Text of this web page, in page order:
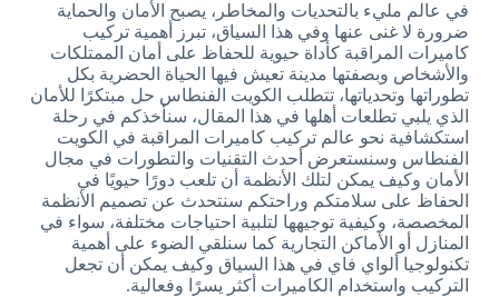
في عالم مليء بالتحديات والمخاطر، يصبح الأمان والحماية
ضرورة لا غنى عنها وفي هذا السياق، تبرز أهمية تركيب
كاميرات المراقبة كأداة حيوية للحفاظ على أمان الممتلكات
والأشخاص وبصفتها مدينة تعيش فيها الحياة الحضرية بكل
تطوراتها وتحدياتها، تتطلب الكويت الفنطاس حل مبتكرًا للأمان
الذي يلبي تطلعات أهلها في هذا المقال، سنأخذكم في رحلة
استكشافية نحو عالم تركيب كاميرات المراقبة في الكويت
الفنطاس وسنستعرض أحدث التقنيات والتطورات في مجال
الأمان وكيف يمكن لتلك الأنظمة أن تلعب دورًا حيويًا في
الحفاظ على سلامتكم وراحتكم سنتحدث عن تصميم الأنظمة
المخصصة، وكيفية توجيهها لتلبية احتياجات مختلفة، سواء في
المنازل أو الأماكن التجارية كما سنلقي الضوء على أهمية
تكنولوجيا ألواي فاي في هذا السياق وكيف يمكن أن تجعل
التركيب واستخدام الكاميرات أكثر يسرًا وفعالية.